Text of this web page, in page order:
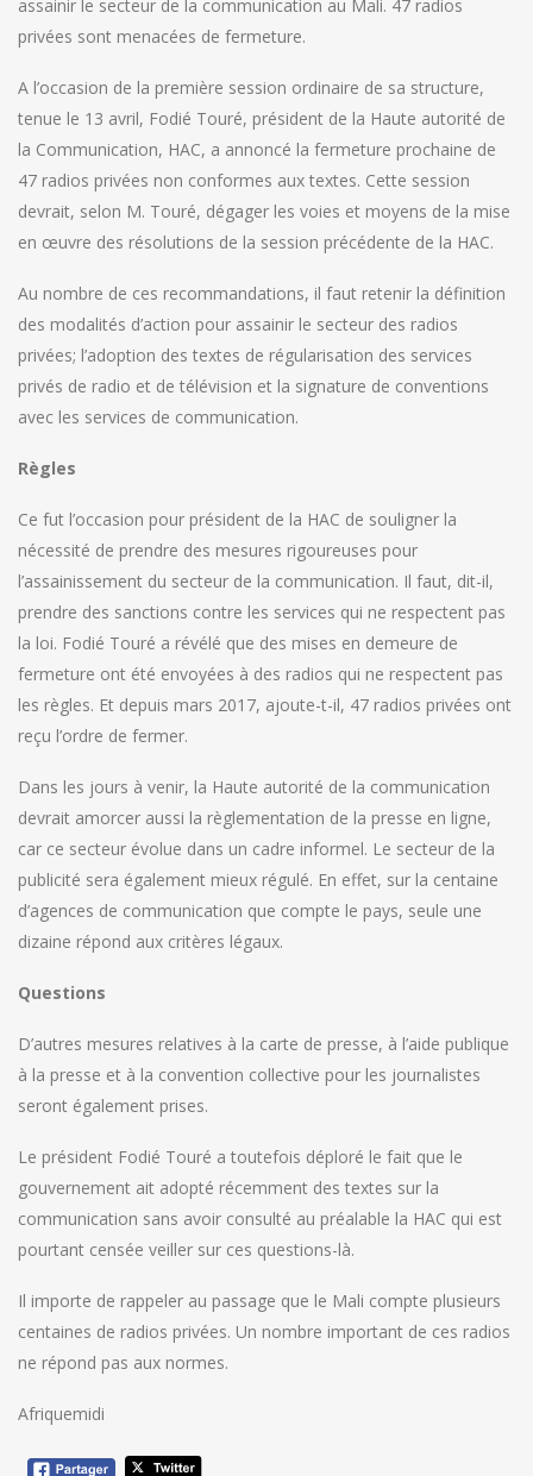
assainir le secteur de la communication au Mali. 47 radios
privées sont menacées de fermeture.
A l’occasion de la première session ordinaire de sa structure,
tenue le 13 avril, Fodié Touré, président de la Haute autorité de
la Communication, HAC, a annoncé la fermeture prochaine de
47 radios privées non conformes aux textes. Cette session
devrait, selon M. Touré, dégager les voies et moyens de la mise
en œuvre des résolutions de la session précédente de la HAC.
Au nombre de ces recommandations, il faut retenir la définition
des modalités d’action pour assainir le secteur des radios
privées; l’adoption des textes de régularisation des services
privés de radio et de télévision et la signature de conventions
avec les services de communication.
Règles
Ce fut l’occasion pour président de la HAC de souligner la
nécessité de prendre des mesures rigoureuses pour
l’assainissement du secteur de la communication. Il faut, dit-il,
prendre des sanctions contre les services qui ne respectent pas
la loi. Fodié Touré a révélé que des mises en demeure de
fermeture ont été envoyées à des radios qui ne respectent pas
les règles. Et depuis mars 2017, ajoute-t-il, 47 radios privées ont
reçu l’ordre de fermer.
Dans les jours à venir, la Haute autorité de la communication
devrait amorcer aussi la règlementation de la presse en ligne,
car ce secteur évolue dans un cadre informel. Le secteur de la
publicité sera également mieux régulé. En effet, sur la centaine
d’agences de communication que compte le pays, seule une
dizaine répond aux critères légaux.
Questions
D’autres mesures relatives à la carte de presse, à l’aide publique
à la presse et à la convention collective pour les journalistes
seront également prises.
Le président Fodié Touré a toutefois déploré le fait que le
gouvernement ait adopté récemment des textes sur la
communication sans avoir consulté au préalable la HAC qui est
pourtant censée veiller sur ces questions-là.
Il importe de rappeler au passage que le Mali compte plusieurs
centaines de radios privées. Un nombre important de ces radios
ne répond pas aux normes.
Afriquemidi